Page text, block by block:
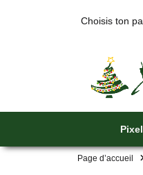
Choisis ton
Page d’accueil